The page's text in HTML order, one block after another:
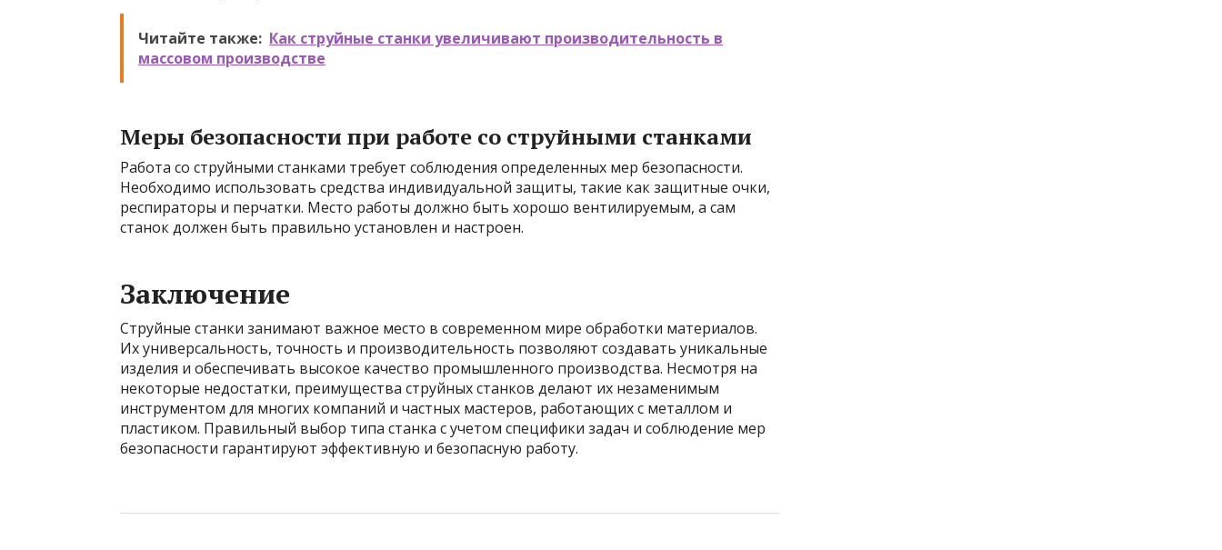
Читайте также: Как струйные станки увеличивают производительность в
массовом производстве
Меры безопасности при работе со струйными станками
Работа со струйными станками требует соблюдения определенных мер безопасности.
Необходимо использовать средства индивидуальной защиты, такие как защитные очки,
респираторы и перчатки. Место работы должно быть хорошо вентилируемым, а сам
станок должен быть правильно установлен и настроен.
Заключение
Струйные станки занимают важное место в современном мире обработки материалов.
Их универсальность, точность и производительность позволяют создавать уникальные
изделия и обеспечивать высокое качество промышленного производства. Несмотря на
некоторые недостатки, преимущества струйных станков делают их незаменимым
инструментом для многих компаний и частных мастеров, работающих с металлом и
пластиком. Правильный выбор типа станка с учетом специфики задач и соблюдение мер
безопасности гарантируют эффективную и безопасную работу.